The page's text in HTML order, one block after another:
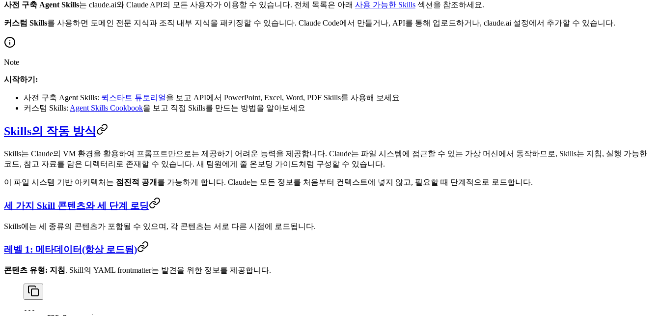
사전 구축 Agent Skills는 claude.ai와 Claude API의 모든 사용자가 이용할 수 있습니다. 전체 목록은 아래 사용 가능한 Skills 섹션을 참조하세요.
커스텀 Skills를 사용하면 도메인 전문 지식과 조직 내부 지식을 패키징할 수 있습니다. Claude Code에서 만들거나, API를 통해 업로드하거나, claude.ai 설정에서 추가할 수 있습니다.
Note
시작하기:
사전 구축 Agent Skills: 퀵스타트 튜토리얼을 보고 API에서 PowerPoint, Excel, Word, PDF Skills를 사용해 보세요
커스텀 Skills: Agent Skills Cookbook을 보고 직접 Skills를 만드는 방법을 알아보세요
Skills의 작동 방식
Skills는 Claude의 VM 환경을 활용하여 프롬프트만으로는 제공하기 어려운 능력을 제공합니다. Claude는 파일 시스템에 접근할 수 있는 가상 머신에서 동작하므로, Skills는 지침, 실행 가능한
코드, 참고 자료를 담은 디렉터리로 존재할 수 있습니다. 새 팀원에게 줄 온보딩 가이드처럼 구성할 수 있습니다.
이 파일 시스템 기반 아키텍처는 점진적 공개 를 가능하게 합니다. Claude는 모든 정보를 처음부터 컨텍스트에 넣지 않고, 필요할 때 단계적으로 로드합니다.
세 가지 Skill 콘텐츠와 세 단계 로딩
Skills에는 세 종류의 콘텐츠가 포함될 수 있으며, 각 콘텐츠는 서로 다른 시점에 로드됩니다.
레벨 1: 메타데이터(항상 로드됨)
콘텐츠 유형: 지침. Skill의 YAML frontmatter는 발견을 위한 정보를 제공합니다.
---